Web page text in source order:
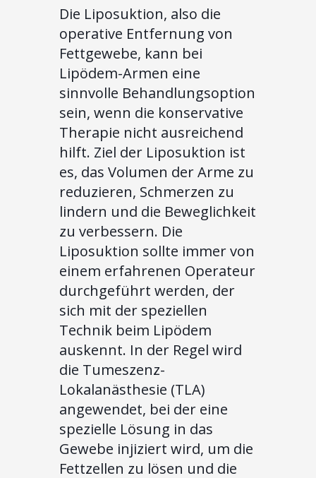
Die Liposuktion, also die
operative Entfernung von
Fettgewebe, kann bei
Lipödem-Armen eine
sinnvolle Behandlungsoption
sein, wenn die konservative
Therapie nicht ausreichend
hilft. Ziel der Liposuktion ist
es, das Volumen der Arme zu
reduzieren, Schmerzen zu
lindern und die Beweglichkeit
zu verbessern. Die
Liposuktion sollte immer von
einem erfahrenen Operateur
durchgeführt werden, der
sich mit der speziellen
Technik beim Lipödem
auskennt. In der Regel wird
die Tumeszenz-
Lokalanästhesie (TLA)
angewendet, bei der eine
spezielle Lösung in das
Gewebe injiziert wird, um die
Fettzellen zu lösen und die